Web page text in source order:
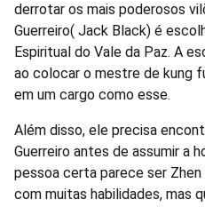
derrotar os mais poderosos
Guerreiro( Jack Black) é
Espiritual do Vale da Paz. A
ao colocar o mestre de kung
em um cargo como esse.
Além disso, ele precisa
Guerreiro antes de assumir a
pessoa certa parece ser Zhen
com muitas habilidades, mas